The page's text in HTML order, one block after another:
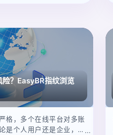
？EasyBR指纹浏览
格，多个在线平台对多账
是个人用户还是企业，在